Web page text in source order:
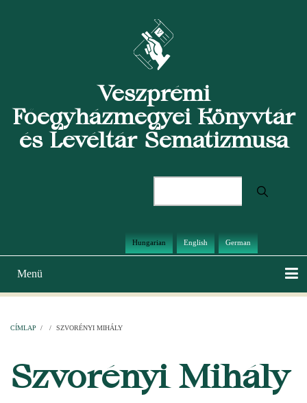
Veszprémi
Főegyházmegyei Könyvtár
és Levéltár Sematizmusa
Hungarian English German
Main
navigation
Menü
CÍMLAP / / SZVORÉNYI MIHÁLY
Szvorényi Mihály